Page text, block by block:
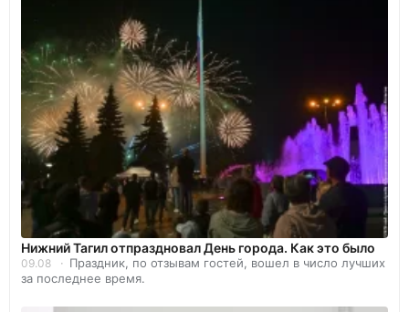
Нижний Тагил отпраздновал День города. Как это было
09.08
Праздник, по отзывам гостей, вошел в число лучших
за последнее время.